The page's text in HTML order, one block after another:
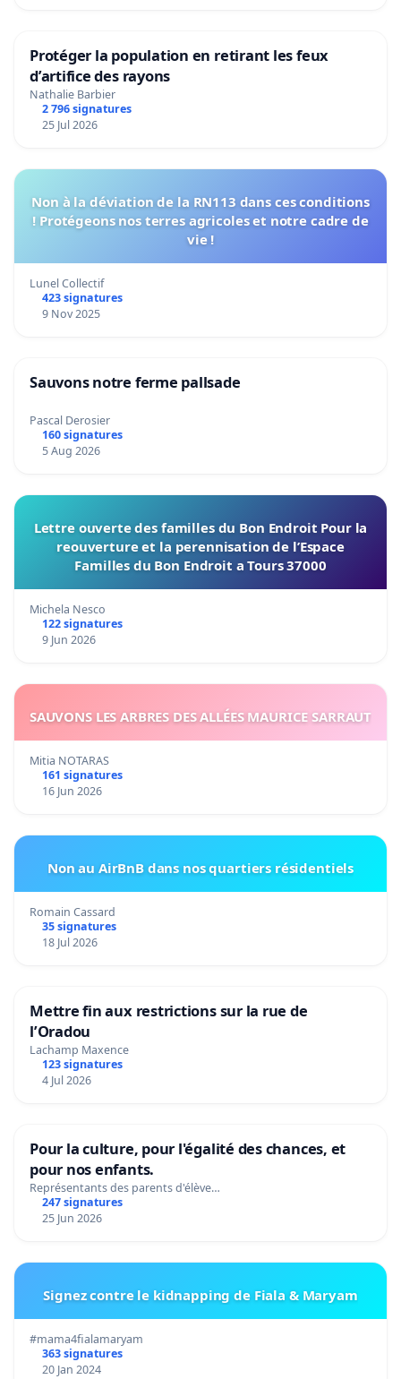
Protéger la population en retirant les feux
d’artifice des rayons
Nathalie Barbier
2 796 signatures
25 Jul 2026
Non à la déviation de la RN113 dans ces conditions
! Protégeons nos terres agricoles et notre cadre de
vie !
Lunel Collectif
423 signatures
9 Nov 2025
Sauvons notre ferme pallsade
Pascal Derosier
160 signatures
5 Aug 2026
Lettre ouverte des familles du Bon Endroit Pour la
reouverture et la perennisation de l’Espace
Familles du Bon Endroit a Tours 37000
Michela Nesco
122 signatures
9 Jun 2026
SAUVONS LES ARBRES DES ALLÉES MAURICE SARRAUT
Mitia NOTARAS
161 signatures
16 Jun 2026
Non au AirBnB dans nos quartiers résidentiels
Romain Cassard
35 signatures
18 Jul 2026
Mettre fin aux restrictions sur la rue de
l’Oradou
Lachamp Maxence
123 signatures
4 Jul 2026
Pour la culture, pour l'égalité des chances, et
pour nos enfants.
Représentants des parents d'élève…
247 signatures
25 Jun 2026
Signez contre le kidnapping de Fiala & Maryam
#mama4fialamaryam
363 signatures
20 Jan 2024